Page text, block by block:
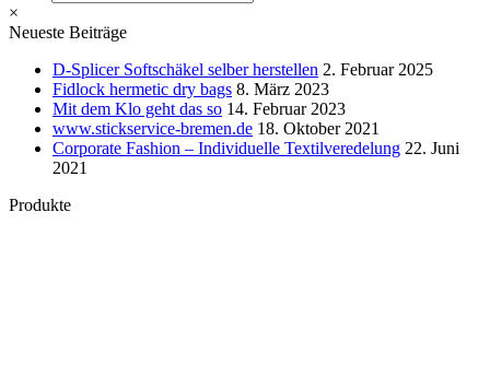
×
Neueste Beiträge
D-Splicer Softschäkel selber herstellen 2. Februar 2025
Fidlock hermetic dry bags 8. März 2023
Mit dem Klo geht das so 14. Februar 2023
www.stickservice-bremen.de 18. Oktober 2021
Corporate Fashion – Individuelle Textilveredelung 22. Juni
2021
Produkte